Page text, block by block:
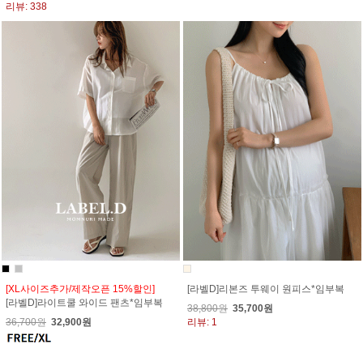
리뷰: 338
[XL사이즈추가/제작오픈 15%할인]
[라벨D]라이트쿨 와이드 팬츠*임부복
36,700원 32,900원
[라벨D]리본즈 투웨이 원피스*임부복
38,800원 35,700원
리뷰: 1